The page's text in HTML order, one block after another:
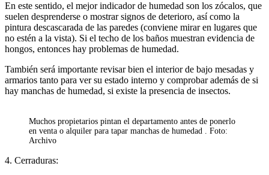
En este sentido, el mejor indicador de humedad son los zócalos, que
suelen desprenderse o mostrar signos de deterioro, así como la
pintura descascarada de las paredes (conviene mirar en lugares que
no estén a la vista). Si el techo de los baños muestran evidencia de
hongos, entonces hay problemas de humedad.
También será importante revisar bien el interior de bajo mesadas y
armarios tanto para ver su estado interno y comprobar además de si
hay manchas de humedad, si existe la presencia de insectos.
Muchos propietarios pintan el departamento antes de ponerlo
en venta o alquiler para tapar manchas de humedad . Foto:
Archivo
4. Cerraduras: